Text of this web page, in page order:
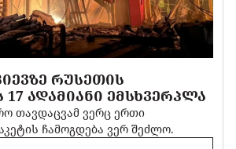
ᲠᲣᲡᲔᲗᲘᲡ
17 ᲐᲓᲐᲛᲘᲐᲜᲘ ᲔᲛᲡᲮᲕᲔᲠᲞᲚᲐ
თავდაცვამ ვერც ერთი
ჩამოგდება ვერ შეძლო.